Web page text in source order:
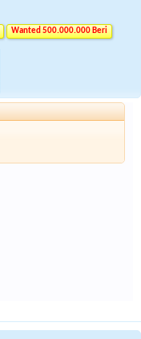
Wanted 500.000.000 Beri